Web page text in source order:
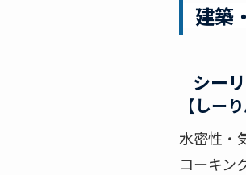
建築
シー
【しー
水密性・
コーキン